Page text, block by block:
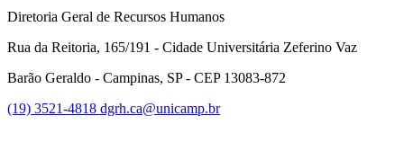
Diretoria Geral de Recursos Humanos
Rua da Reitoria, 165/191 - Cidade Universitária Zeferino Vaz
Barão Geraldo - Campinas, SP - CEP 13083-872
(19) 3521-4818 dgrh.ca@unicamp.br